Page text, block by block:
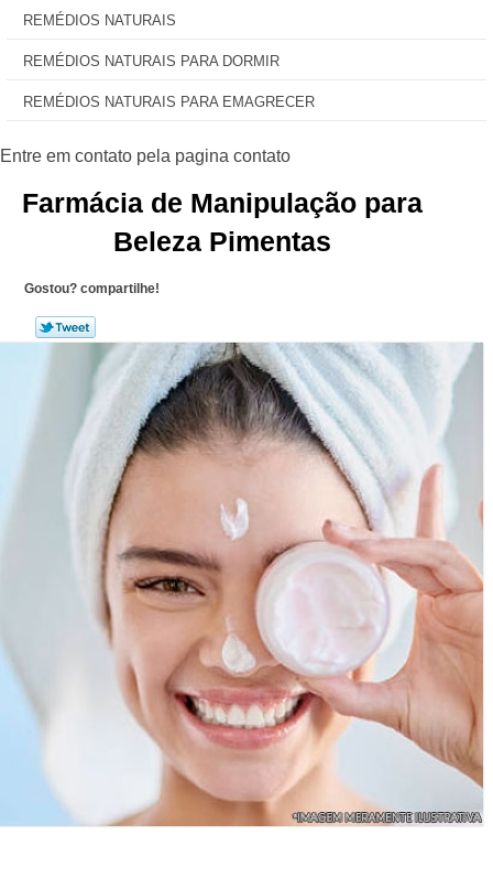
REMÉDIOS NATURAIS
REMÉDIOS NATURAIS PARA DORMIR
REMÉDIOS NATURAIS PARA EMAGRECER
Farmácia de Manipulação para
Beleza Pimentas
Gostou? compartilhe!